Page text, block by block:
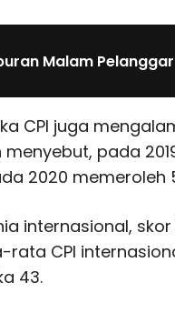
Malam
CPI juga
pada
2020 memeroleh
internasional,
CPI
43.